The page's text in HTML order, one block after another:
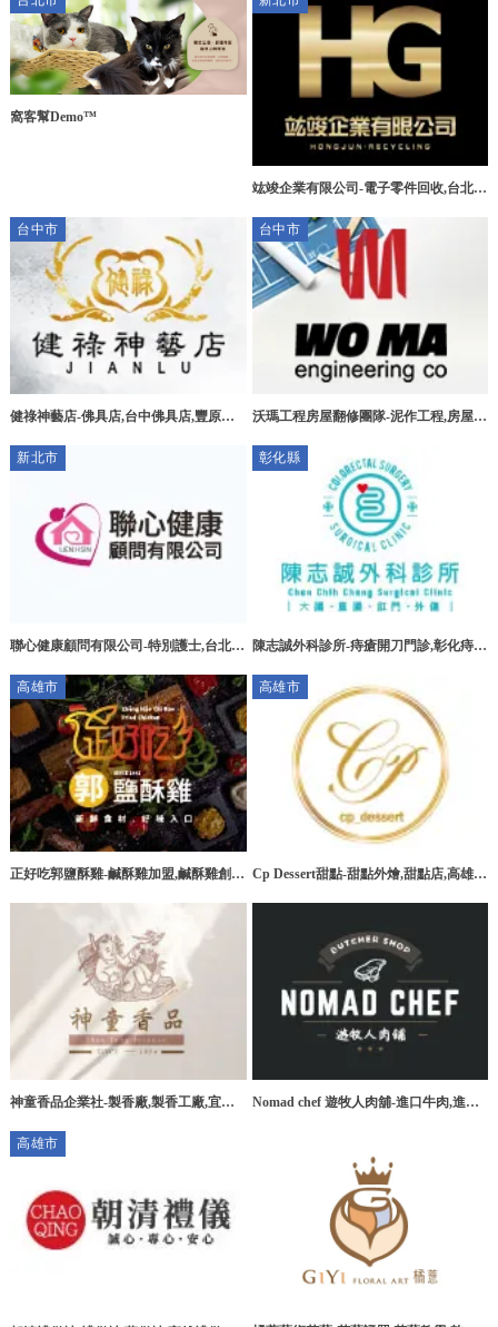
窩客幫Demo™
竑竣企業有限公司-電子零件回收,台北電
電子零件回收
台中市
健祿神藝店-佛具店,台中佛具店,豐原佛
台中市
沃瑪工程房屋翻修團隊-泥作工程,房屋拆
新北市
聯心健康顧問有限公司-特別護士,台北特
彰化縣
陳志誠外科診所-痔瘡開刀門診,彰化痔瘡
高雄市
正好吃郭鹽酥雞-鹹酥雞加盟,鹹酥雞創
高雄市
Cp Dessert甜點-甜點外燴,甜點店,高雄甜
神童香品企業社-製香廠,製香工廠,宜蘭
Nomad chef 遊牧人肉舖-進口牛肉,進口
高雄市